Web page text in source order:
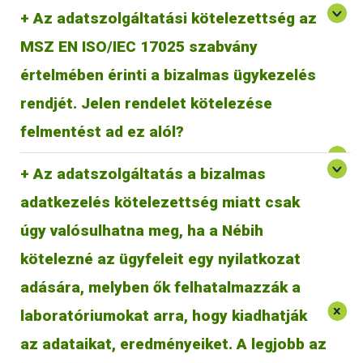
Az adatszolgáltatási kötelezettség az
MSZ EN ISO/IEC 17025 szabvány
értelmében érinti a bizalmas ügykezelés
rendjét. Jelen rendelet kötelezése
felmentést ad ez alól?
A jogszabály kötelezi a laboratóriumot a jelentés
MSZ EN ISO/IEC 17025 szabvány szerinti bizalmas
ügykezelés alól.
Az adatszolgáltatás a bizalmas
adatkezelés kötelezettség miatt csak
úgy valósulhatna meg, ha a Nébih
kötelezné az ügyfeleit egy nyilatkozat
adására, melyben ők felhatalmazzák a
laboratóriumokat arra, hogy kiadhatják
az adataikat, eredményeiket. A legjobb az
A jogszabály a laboratóriumok ügyfelei számára is
kötelezettséget jelent. Előírja, hogy a laboratóriumok a
vizsgálati eredményeikről - bizonyos esetekben
haladéktalanul, egyébként éves összesítésben –
A 8/2021. AM rendelet csak Magyarország területén
hatályos, így csak azokra a laboratóriumokra és azok
tevékenységére vonatkozik, amelyek Magyarország területén